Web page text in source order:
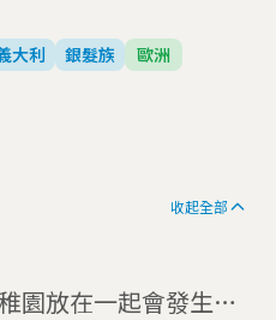
大利 銀髮族 歐洲
收起全部
園放在一起會發生什